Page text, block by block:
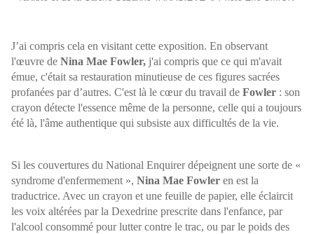
J’ai compris cela en visitant cette exposition. En observant
l'œuvre de Nina Mae Fowler, j'ai compris que ce qui m'avait
émue, c'était sa restauration minutieuse de ces figures sacrées
profanées par d’autres. C'est là le cœur du travail de Fowler : son
crayon détecte l'essence même de la personne, celle qui a toujours
été là, l'âme authentique qui subsiste aux difficultés de la vie.
Si les couvertures du National Enquirer dépeignent une sorte de «
syndrome d'enfermement », Nina Mae Fowler en est la
traductrice. Avec un crayon et une feuille de papier, elle éclaircit
les voix altérées par la Dexedrine prescrite dans l'enfance, par
l'alcool consommé pour lutter contre le trac, ou par le poids des